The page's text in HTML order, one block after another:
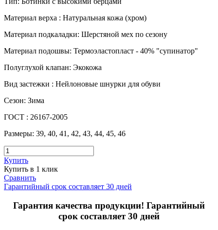
Материал верха : Натуральная кожа (хром)
Материал подкаладки: Шерстяной мех по сезону
Материал подошвы: Термоэластопласт - 40% "супинатор"
Полуглухой клапан: Экокожа
Вид застежки : Нейлоновые шнурки для обуви
Сезон: Зима
ГОСТ : 26167-2005
Размеры: 39, 40, 41, 42, 43, 44, 45, 46
Купить
Купить в 1 клик
Сравнить
Гарантийный срок составляет 30 дней
Гарантия качества продукции! Гарантийный
срок составляет 30 дней